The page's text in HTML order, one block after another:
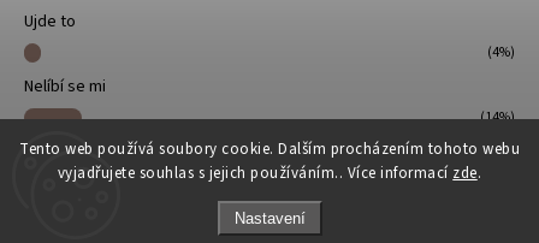
Tento web používá soubory cookie. Dalším procházením tohoto webu
vyjadřujete souhlas s jejich používáním.. Více informací zde.
Nastavení
Ujde to
(4%)
Nelíbí se mi
(14%)
Počet hlasů:22